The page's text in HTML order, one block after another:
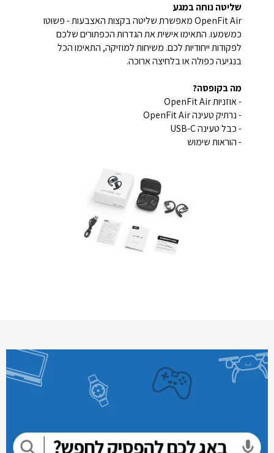
שליטה נוחה במגע
OpenFit Air מאפשרת שליטה בקצות האצבעות - פשוטו
כמשמעו. התאימו אישית את הגדרות הכפתורים שלכם
לפקודות ייחודיות לכם. משיחות למוזיקה, התאימו הכל
בנגיעה כפולה או בלחיצה ארוכה.
מה בקופסה?
- אוזניות OpenFit Air
- נרתיק טעינה OpenFit Air
- כבל טעינה USB-C
- הוראות שימוש